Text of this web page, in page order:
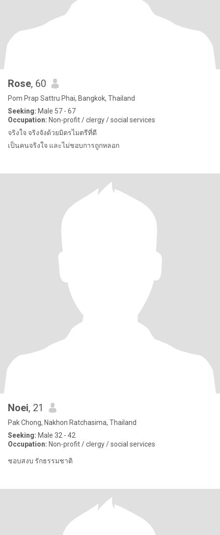
Rose, 60
Pom Prap Sattru Phai, Bangkok, Thailand
Seeking: Male 57 - 67
Occupation: Non-profit / clergy / social services
จริงใจ จริงจังด้วยมิตรไมตรีที่ดี
เป็นคนจริงใจ และไม่ชอบการถูกหลอก
Noei, 21
Pak Chong, Nakhon Ratchasima, Thailand
Seeking: Male 32 - 42
Occupation: Non-profit / clergy / social services
ชอบสงบ รักธรรมชาติ